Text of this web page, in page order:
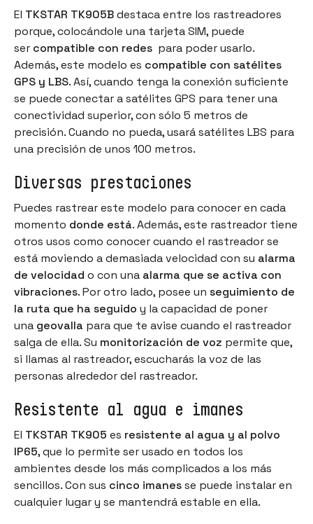
El TKSTAR TK905Bdestaca entre los rastreadores
porque, colocándole una tarjeta SIM, puede
ser compatible con redes para poder usarlo.
Además, este modelo es compatible con satélites
GPS y LBS. Así, cuando tenga la conexión suficiente
se puede conectar a satélites GPS para tener una
conectividad superior, con sólo 5 metros de
precisión. Cuando no pueda, usará satélites LBS para
una precisión de unos 100 metros.
Diversas prestaciones
Puedes rastrear este modelo para conocer en cada
momento donde está. Además, este rastreador tiene
otros usos como conocer cuando el rastreador se
está moviendo a demasiada velocidad con su alarma
de velocidad o con una alarma que se activa con
vibraciones. Por otro lado, posee un seguimiento de
la ruta que ha seguido y la capacidad de poner
una geovalla para que te avise cuando el rastreador
salga de ella. Su monitorización de voz permite que,
si llamas al rastreador, escucharás la voz de las
personas alrededor del rastreador.
Resistente al agua e imanes
El TKSTAR TK905 es resistente al agua y al polvo
IP65, que lo permite ser usado en todos los
ambientes desde los más complicados a los más
sencillos. Con sus cinco imanesse puede instalar en
cualquier lugar y se mantendrá estable en ella.